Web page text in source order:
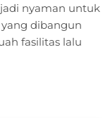
nyaman untuk
dibangun
fasilitas lalu